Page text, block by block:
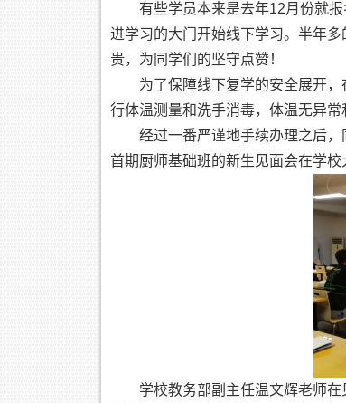
有些学员本来是去年12月份就
进学习的大门开始线下学习。半年
贵，为同学们的坚守点赞！
为了保障线下复学的安全展开
行体温测量和洗手消毒，体温无异
经过一番严谨地手续办理之后
首期厨师基础班的新生见面会在学校
学校教务部副主任温文辉老师